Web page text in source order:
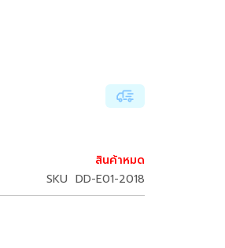
สินค้าหมด
SKU DD-E01-2018